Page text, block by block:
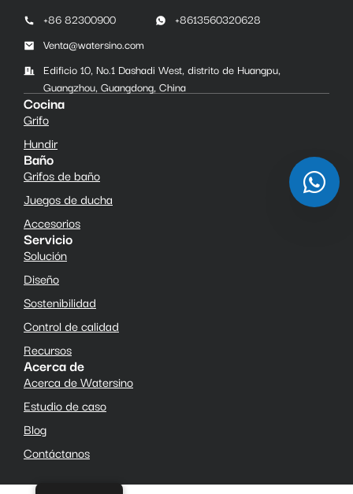
+86 82300900
+8613560320628
Venta@watersino.com
Edificio 10, No.1 Dashadi West, distrito de Huangpu,
Guangzhou, Guangdong, China
Cocina
Grifo
Hundir
Baño
Grifos de baño
Juegos de ducha
Accesorios
Servicio
Solución
Diseño
Sostenibilidad
Control de calidad
Recursos
Acerca de
Acerca de Watersino
Estudio de caso
Blog
Contáctanos